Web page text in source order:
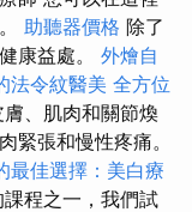
助聽器價格 除了
康益處。 外燴自
法令紋醫美 全方位
、肌肉和關節煥
緊張和慢性疼痛。
最佳選擇：美白療
程之一，我們試